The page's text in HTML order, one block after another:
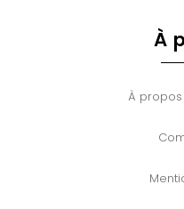
À
À propos